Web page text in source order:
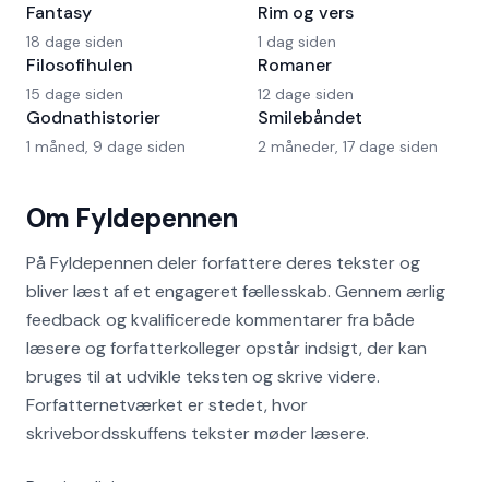
Om Fyldepennen
På Fyldepennen deler forfattere deres tekster og
bliver læst af et engageret fællesskab. Gennem ærlig
feedback og kvalificerede kommentarer fra både
læsere og forfatterkolleger opstår indsigt, der kan
bruges til at udvikle teksten og skrive videre.
Forfatternetværket er stedet, hvor
skrivebordsskuffens tekster møder læsere.
Fantasy
18 dage siden
Filosofihulen
15 dage siden
Godnathistorier
1 måned, 9 dage siden
Rim og vers
1 dag siden
Romaner
12 dage siden
Smilebåndet
2 måneder, 17 dage siden